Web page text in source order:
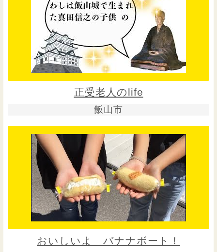
正受老人のlife
飯山市
おいしいよ バナナボート！